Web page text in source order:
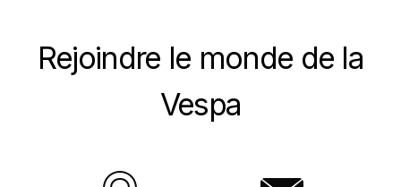
Rejoindre le monde de la
Vespa